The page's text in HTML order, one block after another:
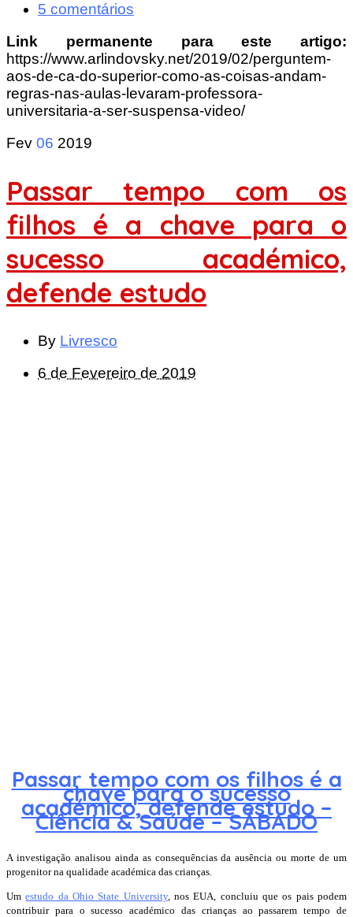
5 comentários
Link permanente para este artigo:
https://www.arlindovsky.net/2019/02/perguntem-
aos-de-ca-do-superior-como-as-coisas-andam-
regras-nas-aulas-levaram-professora-
universitaria-a-ser-suspensa-video/
Fev 06 2019
Passar tempo com os
filhos é a chave para o
sucesso académico,
defende estudo
By Livresco
6 de Fevereiro de 2019
Passar tempo com os filhos é a
chave para o sucesso
académico, defende estudo –
Ciência & Saúde – SÁBADO
A investigação analisou ainda as consequências da ausência ou morte de um
progenitor na qualidade académica das crianças.
Umestudo da Ohio State University, nos EUA, concluiu que os pais podem
contribuir para o sucesso académico das crianças ao passarem tempo de